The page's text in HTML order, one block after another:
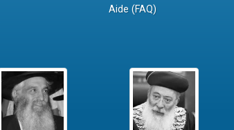
Aide (FAQ)